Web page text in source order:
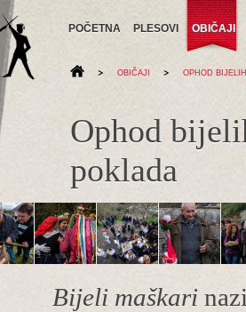
POČETNA PLESOVI OBIČAJI
> OBIČAJI > OPHOD
Ophod
poklada
Bijeli maškari